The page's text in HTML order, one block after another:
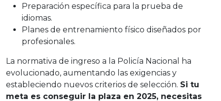
Preparación específica para la prueba de
idiomas.
Planes de entrenamiento físico diseñados por
profesionales.
La normativa de ingreso a la Policía Nacional ha
evolucionado, aumentando las exigencias y
estableciendo nuevos criterios de selección. Si tu
meta es conseguir la plaza en 2025, necesitas